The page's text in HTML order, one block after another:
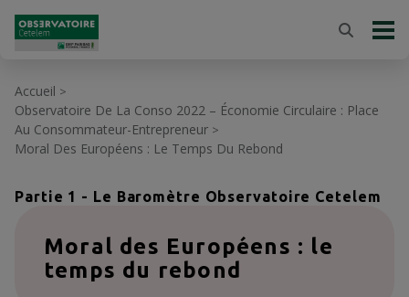
Accueil >
Observatoire De La Conso 2022 – Économie Circulaire : Place
Au Consommateur-Entrepreneur >
Moral Des Européens : Le Temps Du Rebond
Partie 1 - Le Baromètre Observatoire Cetelem
Moral des Européens : le
temps du rebond